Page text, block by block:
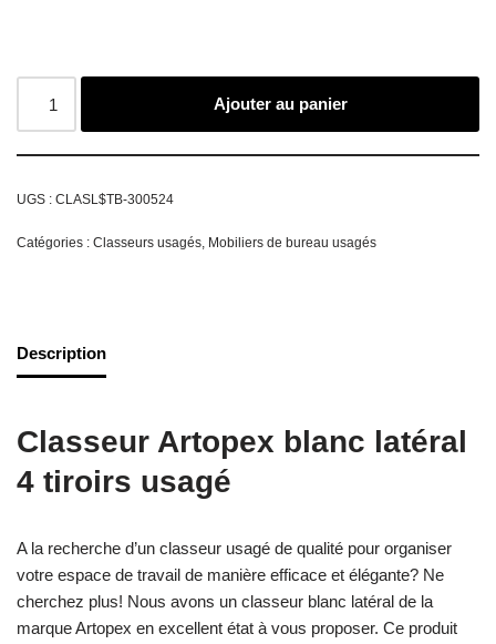
Ajouter au panier
UGS : CLASL$TB-300524
Catégories : Classeurs usagés, Mobiliers de bureau usagés
Description
Classeur Artopex blanc latéral
4 tiroirs usagé
A la recherche d’un classeur usagé de qualité pour organiser
votre espace de travail de manière efficace et élégante? Ne
cherchez plus! Nous avons un classeur blanc latéral de la
marque Artopex en excellent état à vous proposer. Ce produit